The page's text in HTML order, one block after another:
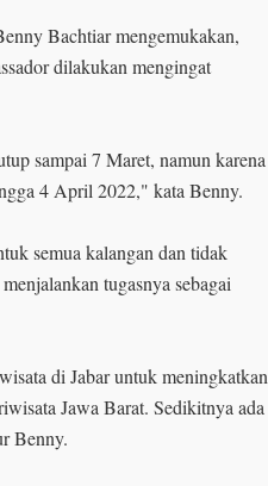
Bachtiar mengemukakan,
dilakukan mengingat
sampai 7 Maret, namun karena
4 April 2022," kata Benny.
semua kalangan dan tidak
tugasnya sebagai
di Jabar untuk meningkatkan
Jawa Barat. Sedikitnya ada
Benny.